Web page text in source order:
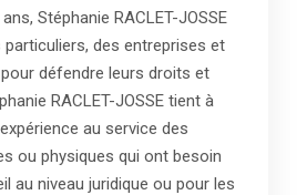
Stéphanie RACLET-JOSSE
des entreprises et
défendre leurs droits et
RACLET-JOSSE tient à
au service des
ou physiques qui ont besoin
au niveau juridique ou pour les